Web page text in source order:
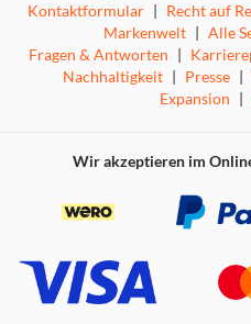
Kontaktformular | Recht auf
Markenwelt | Alle
Fragen & Antworten |
Nachhaltigkeit | Presse |
Expansion |
Wir akzeptieren im